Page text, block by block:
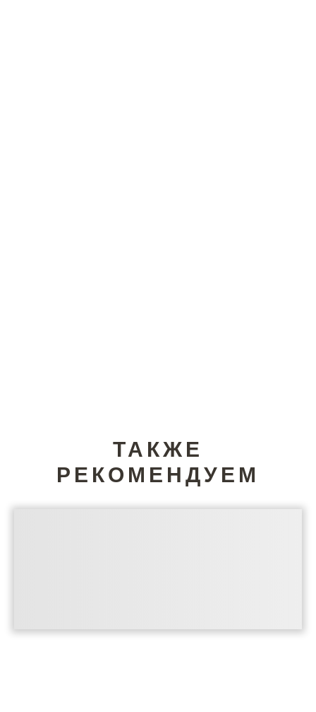
ТАКЖЕ
РЕКОМЕНДУЕМ